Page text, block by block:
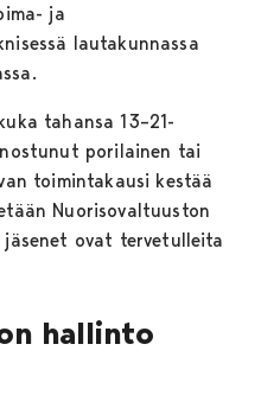
ja
lautakunnassa
tahansa 13–21-
porilainen tai
toimintakausi kestää
Nuorisovaltuuston
jäsenet ovat tervetulleita
hallinto